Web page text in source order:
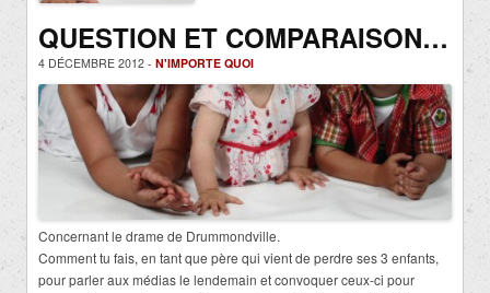
QUESTION ET COMPARAISON…
4 DÉCEMBRE 2012 - N'IMPORTE QUOI
Concernant le drame de Drummondville.
Comment tu fais, en tant que père qui vient de perdre ses 3 enfants,
pour parler aux médias le lendemain et convoquer ceux-ci pour